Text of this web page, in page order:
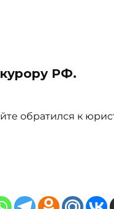
РФ.
обратился к